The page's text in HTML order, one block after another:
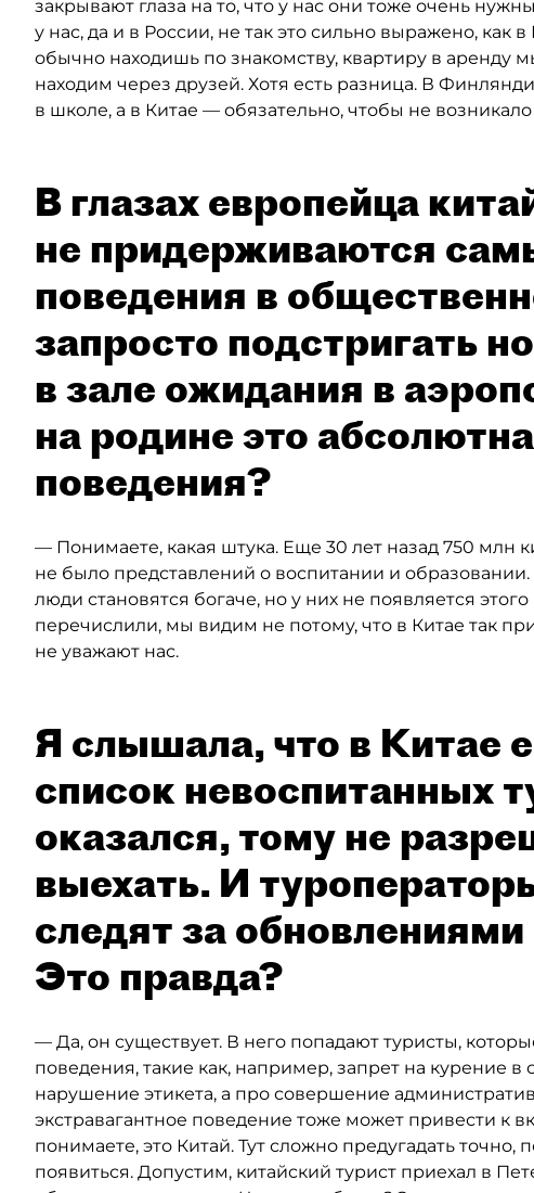
закрывают глаза на то, что у нас они тоже очень
у нас, да и в России, не так это сильно выражено, как
обычно находишь по знакомству, квартиру в аренду
находим через друзей. Хотя есть разница. В
в школе, а в Китае — обязательно, чтобы не
В глазах европейца
не придерживаются
поведения в
запросто подстригать
в зале ожидания в
на родине это
поведения?
— Понимаете, какая штука. Еще 30 лет назад 750 млн
не было представлений о воспитании и
люди становятся богаче, но у них не появляется этого
перечислили, мы видим не потому, что в Китае так
не уважают нас.
Я слышала, что в Китае
список невоспитанных
оказался, тому не
выехать. И
следят за
Это правда?
— Да, он существует. В него попадают туристы,
поведения, такие как, например, запрет на курение
нарушение этикета, а про совершение
экстравагантное поведение тоже может привести к
понимаете, это Китай. Тут сложно предугадать
появиться. Допустим, китайский турист приехал в